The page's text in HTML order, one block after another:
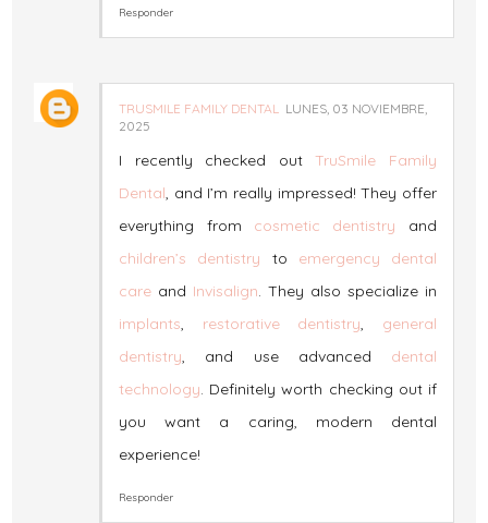
Responder
TRUSMILE FAMILY DENTAL
LUNES, 03 NOVIEMBRE,
2025
I recently checked outTruSmile Family
Dental, and I’m really impressed! They offer
everything from cosmetic dentistry and
children’s dentistry to emergency dental
care and Invisalign. They also specialize in
implants, restorative dentistry, general
dentistry, and use advanced dental
technology. Definitely worth checking out if
you want a caring, modern dental
experience!
Responder